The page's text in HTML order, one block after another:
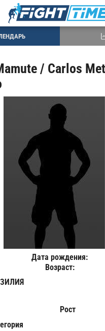
/ Carlos
Дата рождения:
Возраст:
Рост